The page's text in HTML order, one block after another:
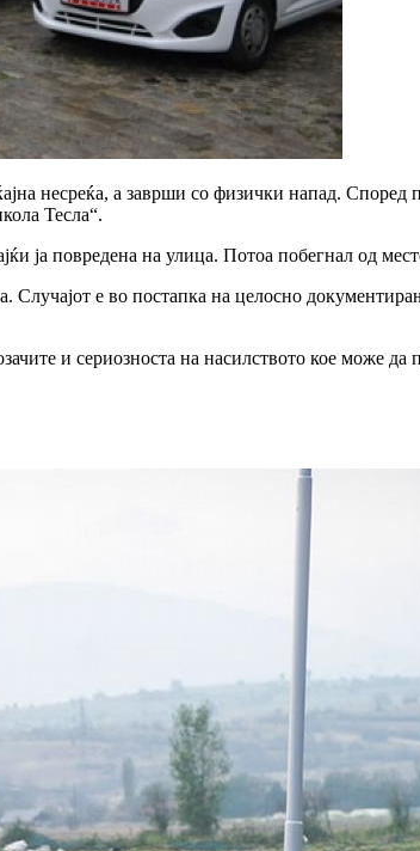
несреќа, а заврши со физички напад. Според
Тесла“.
ја повредена на улица. Потоа побегнал од
е во постапка на целосно
и сериозноста на насилството кое може да